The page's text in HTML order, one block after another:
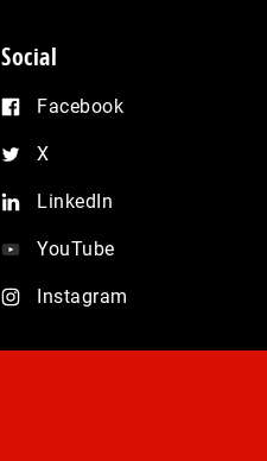
Social
Facebook
X
LinkedIn
YouTube
Instagram